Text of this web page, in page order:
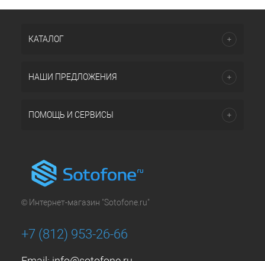
КАТАЛОГ
НАШИ ПРЕДЛОЖЕНИЯ
ПОМОЩЬ И СЕРВИСЫ
© Интернет-магазин "Sotofone.ru"
+7 (812) 953-26-66